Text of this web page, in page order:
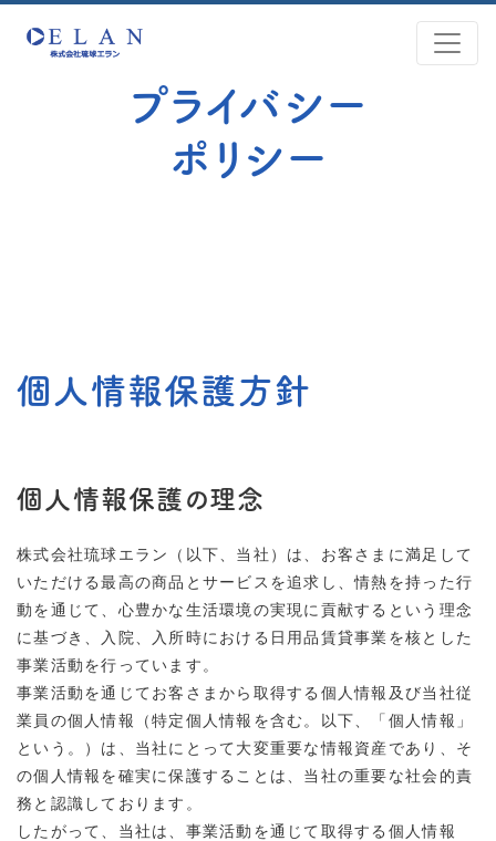
プライバシー
ポリシー
個人情報保護方針
個人情報保護の理念
株式会社琉球エラン（以下、当社）は、お客さまに満足して
いただける最高の商品とサービスを追求し、情熱を持った行
動を通じて、心豊かな生活環境の実現に貢献するという理念
に基づき、入院、入所時における日用品賃貸事業を核とした
事業活動を行っています。
事業活動を通じてお客さまから取得する個人情報及び当社従
業員の個人情報（特定個人情報を含む。以下、「個人情報」
という。）は、当社にとって大変重要な情報資産であり、そ
の個人情報を確実に保護することは、当社の重要な社会的責
務と認識しております。
したがって、当社は、事業活動を通じて取得する個人情報